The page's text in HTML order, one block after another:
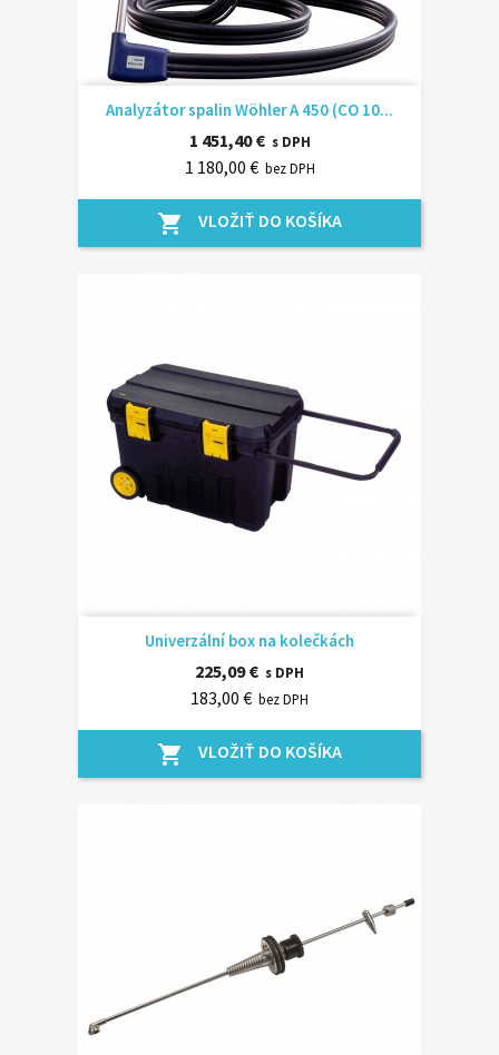
Analyzátor spalin Wöhler A 450 (CO 10...
1 451,40 € s DPH
1 180,00 € bez DPH
shopping_cart VLOŽIŤ DO KOŠÍKA
Univerzální box na kolečkách
225,09 € s DPH
183,00 € bez DPH
shopping_cart VLOŽIŤ DO KOŠÍKA